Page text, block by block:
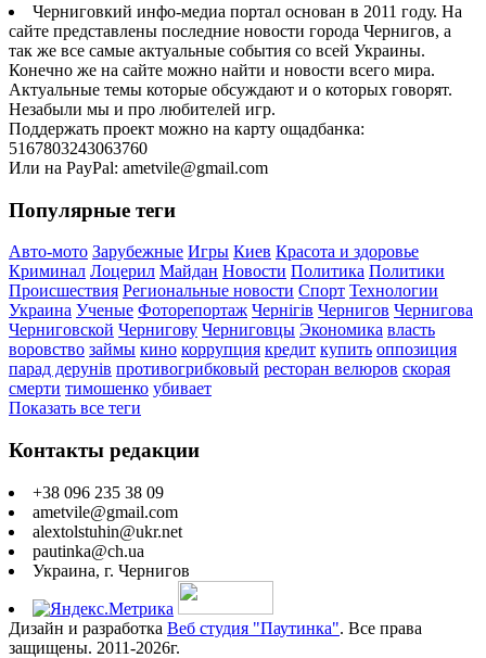
Черниговкий инфо-медиа портал основан в 2011 году. На
сайте представлены последние новости города Чернигов, а
так же все самые актуальные события со всей Украины.
Конечно же на сайте можно найти и новости всего мира.
Актуальные темы которые обсуждают и о которых говорят.
Незабыли мы и про любителей игр.
Поддержать проект можно на карту ощадбанка:
5167803243063760
Или на PayPal: ametvile@gmail.com
Популярные теги
Авто-мото Зарубежные Игры Киев Красота и здоровье
Криминал Лоцерил Майдан Новости Политика Политики
Происшествия Региональные новости Спорт Технологии
Украина Ученые Фоторепортаж Чернігів Чернигов Чернигова
Черниговской Чернигову Черниговцы Экономика власть
воровство займы кино коррупция кредит купить оппозиция
парад дерунів противогрибковый ресторан велюров скорая
смерти тимошенко убивает
Показать все теги
Контакты редакции
+38 096 235 38 09
ametvile@gmail.com
alextolstuhin@ukr.net
pautinka@ch.ua
Украина, г. Чернигов
Дизайн и разработка Веб студия "Паутинка". Все права
защищены. 2011-2026г.